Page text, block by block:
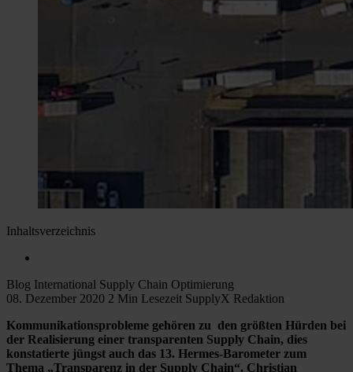
Inhaltsverzeichnis
Blog International Supply Chain Optimierung
08. Dezember 2020 2 Min Lesezeit SupplyX Redaktion
Kommunikationsprobleme gehören zu den größten Hürden bei
der Realisierung einer transparenten Supply Chain, dies
konstatierte jüngst auch das 13. Hermes-Barometer zum
Thema „Transparenz in der Supply Chain“. Christian